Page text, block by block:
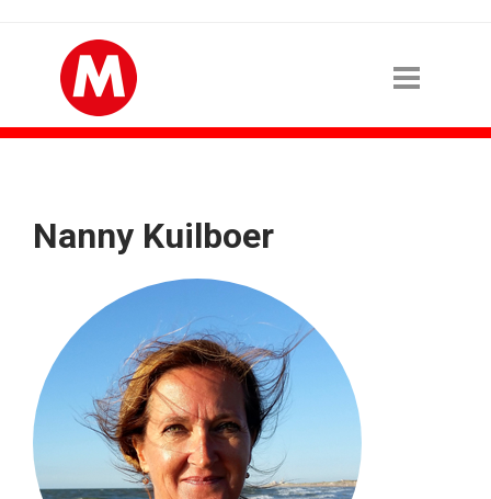
Nanny Kuilboer